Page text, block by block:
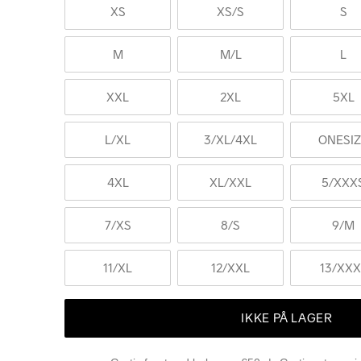
XS XS/S S
M M/L L
XXL 2XL 5XL
L/XL 3/XL/4XL
4XL XL/XXL 5/
7/XS 8/S 9/M
11/XL 12/XXL 13/
IKKE PÅ LAGER